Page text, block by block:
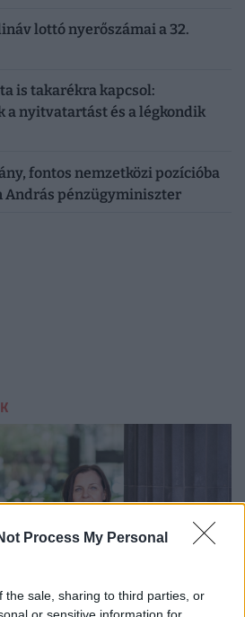
Process My Personal
the sale, sharing to third parties, or
or sensitive information for
lottó nyerőszámai a 32.
is takarékra kapcsol:
a nyitvatartást és a légkondik
fontos nemzetközi pozícióba
András pénzügyminiszter